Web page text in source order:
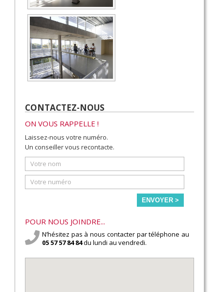
CONTACTEZ-NOUS
ON VOUS RAPPELLE !
Laissez-nous votre numéro.
Un conseiller vous recontacte.
ENVOYER >
POUR NOUS JOINDRE...
N’hésitez pas à nous contacter par téléphone au
05 57 57 84 84du lundi au vendredi.